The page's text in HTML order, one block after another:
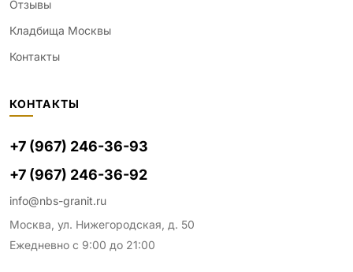
Отзывы
Кладбища Москвы
Контакты
КОНТАКТЫ
+7 (967) 246-36-93
+7 (967) 246-36-92
info@nbs-granit.ru
Москва, ул. Нижегородская, д. 50
Ежедневно с 9:00 до 21:00